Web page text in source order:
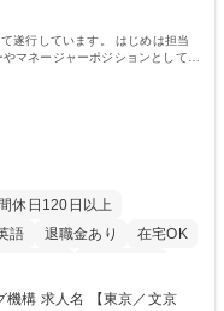
遂行しています。 はじめは担当
マネージャーポジションとして活
休日120日以上
語 退職金あり
在宅OK
／文京